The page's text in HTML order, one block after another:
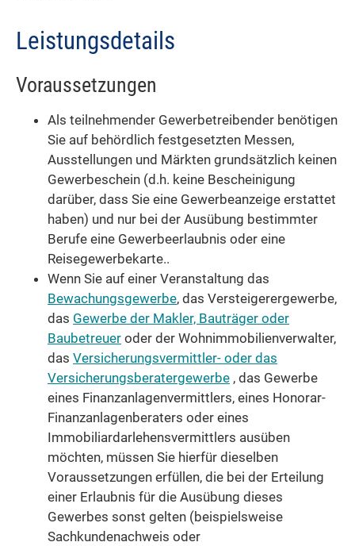
Leistungsdetails
Voraussetzungen
Als teilnehmender Gewerbetreibender benötigen
Sie auf behördlich festgesetzten Messen,
Ausstellungen und Märkten grundsätzlich keinen
Gewerbeschein (d.h. keine Bescheinigung
darüber, dass Sie eine Gewerbeanzeige erstattet
haben) und nur bei der Ausübung bestimmter
Berufe eine Gewerbeerlaubnis oder eine
Reisegewerbekarte..
Wenn Sie auf einer Veranstaltung das
Bewachungsgewerbe, das Versteigerergewerbe,
das Gewerbe der Makler, Bauträger oder
Baubetreuer oder der Wohnimmobilienverwalter,
das Versicherungsvermittler- oder das
Versicherungsberatergewerbe , das Gewerbe
eines Finanzanlagenvermittlers, eines Honorar-
Finanzanlagenberaters oder eines
Immobiliardarlehensvermittlers ausüben
möchten, müssen Sie hierfür dieselben
Voraussetzungen erfüllen, die bei der Erteilung
einer Erlaubnis für die Ausübung dieses
Gewerbes sonst gelten (beispielsweise
Sachkundenachweis oder